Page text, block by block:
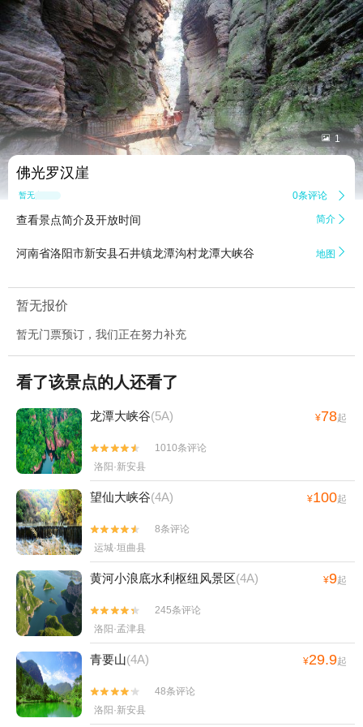
 1
佛光罗汉崖
暂无点评 0条评论 
查看景点简介及开放时间 简介 
河南省洛阳市新安县石井镇龙潭沟村龙潭大峡谷 地图 
暂无报价
暂无门票预订，我们正在努力补充
看了该景点的人还看了
龙潭大峡谷(5A) ¥78起


1010条评论
洛阳·新安县
望仙大峡谷(4A) ¥100起


8条评论
运城·垣曲县
黄河小浪底水利枢纽风景区(4A) ¥9起


245条评论
洛阳·孟津县
青要山(4A) ¥29.9起


48条评论
洛阳·新安县
